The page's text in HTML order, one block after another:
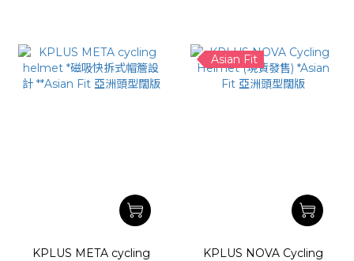
KPLUS META cycling
Asian Fit
KPLUS NOVA Cycling